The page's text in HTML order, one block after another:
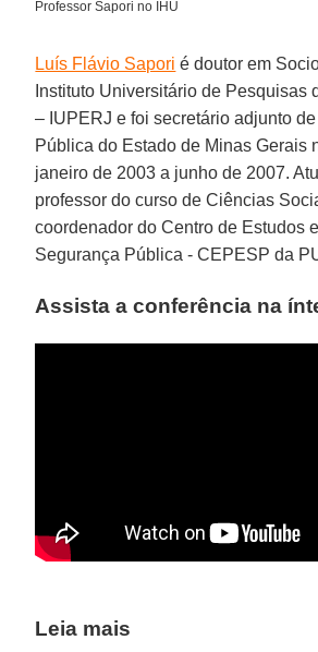
Professor Sapori no IHU
Luís Flávio Sapori é doutor em
Instituto Universitário de Pesquisas
– IUPERJ e foi secretário adjunto
Pública do Estado de Minas Gerais
janeiro de 2003 a junho de 2007.
professor do curso de Ciências
coordenador do Centro de Estudos
Segurança Pública - CEPESP da
Assista a conferência na
Leia mais